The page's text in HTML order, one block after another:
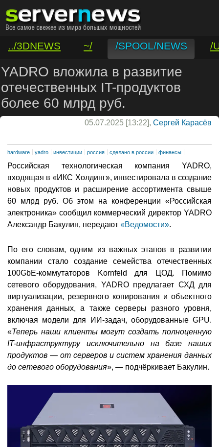
../3DNEWS ~/ /SPOOL/NEWS
/
/VAR/CONTACT
YADRO вложила в развитие
отечественных IT-продуктов
более 60 млрд руб.
05.07.2025 [13:22], Сергей Карасёв
hardware yadro инвестиции россия сделано в россии финансы
Российская технологическая компания YADRO,
входящая в «ИКС Холдинг», инвестировала в создание
новых продуктов и расширение ассортимента свыше
60 млрд руб. Об этом на конференции «Российская
электроника» сообщил коммерческий директор YADRO
Александр Бакулин, передают «Ведомости».
По его словам, одним из важных этапов в развитии
компании стало создание семейства отечественных
100GbE-коммутаторов Kornfeld для ЦОД. Помимо
сетевого оборудования, YADRO предлагает СХД для
виртуализации, резервного копирования и объектного
хранения данных, а также серверы разного уровня,
включая модели для ИИ-задач, оборудованные GPU.
«Теперь наши клиенты могут создать полноценную
IT-инфраструктуру исключительно на базе наших
продуктов — от серверов и систем хранения данных
до сетевого оборудования», — подчёркивает Бакулин.